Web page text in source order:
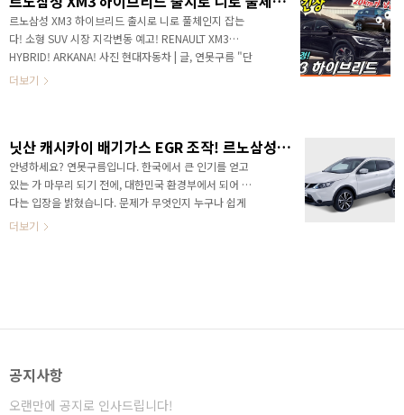
정이 올해 상반기라서 기대감이 높아지는 건 당연한 것
같아요. 그리고 또 하나의 소식이 QM6 픽업 트럭입니다.
국내에 쉐보레 콜로라도의 인기가 꾸준하다보니 르노삼
데, 최근 르노삼성의 국내 판매량이 크게 하..
르노삼성 XM3 하이브리드 출시로 니로 풀체인지 잡는
다! 소형 SUV 시장 지각변동 예고! RENAULT XM3
HYBRID! ARKANA! 사진 현대자동차 | 글, 연못구름 "단
순 감"이 아닌 정확한 "수치자료"를 통해서 비교 분석
말에 출시될 신차들이 반도체 수급 등의 이슈로 인해서
내년으로 줄줄이 연기되고 있는 가운데, 대한민국에서
가장 연비가 좋은 차량을 대표하는 니로 풀체인지도 내
년 상반기로 출시가 연기되었다는 소식이 들리네요! 기
아가 최근에 선보인 신차의 상품성이 뛰어나서 높은 인
기를 얻고 있죠! 니로 풀체인지는 파노라마 디스플레이,
더보기
닛산 캐시카이 배기가스 EGR 조작! 르노삼성에 불똥 튀기나? EGR의 역할을 알아봅시다.
안녕하세요? 연못구름입니다. 한국에서 큰 인기를 얻고
있는 가 마무리 되기 전에, 대한민국 환경부에서 되어 있
다는 입장을 밝혔습니다. 문제가 무엇인지 누구나 쉽게
이해할 수 있게 풀어보겠습니다. 이슈의 중심인 EGR은
색 부분이 재연소 처리과정을 통해서 질소산화물을 줄이
은, 엔진 흡기 온도가 50도를 넘을때..
더보기
공지사항
오랜만에 공지로 인사드립니다!